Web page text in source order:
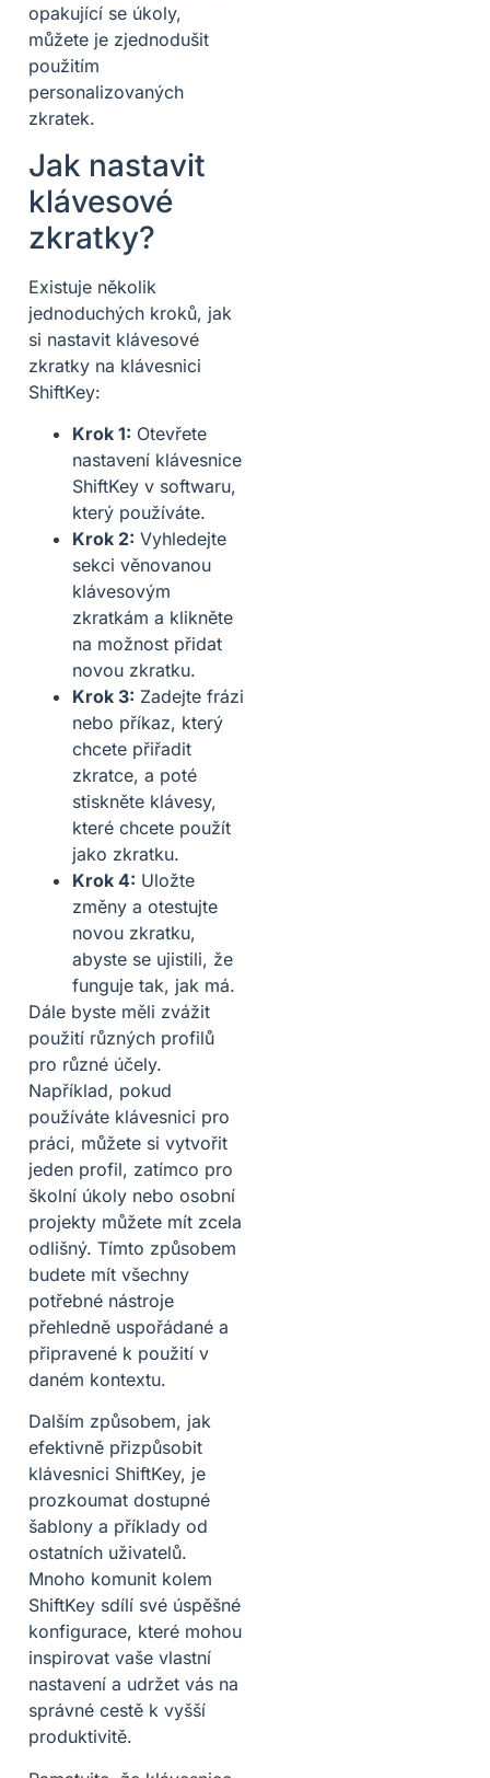
opakující se úkoly,
můžete je zjednodušit
použitím
personalizovaných
zkratek.
Jak nastavit
klávesové
zkratky?
Existuje několik
jednoduchých kroků, jak
si nastavit klávesové
zkratky na klávesnici
ShiftKey:
Krok 1: Otevřete
nastavení klávesnice
ShiftKey v softwaru,
který používáte.
Krok 2: Vyhledejte
sekci věnovanou
klávesovým
zkratkám a klikněte
na možnost přidat
novou zkratku.
Krok 3: Zadejte frázi
nebo příkaz, který
chcete přiřadit
zkratce, a poté
stiskněte klávesy,
které chcete použít
jako zkratku.
Krok 4: Uložte
změny a otestujte
novou zkratku,
abyste se ujistili, že
funguje tak, jak má.
Dále byste měli zvážit
použití různých profilů
pro různé účely.
Například, pokud
používáte klávesnici pro
práci, můžete si vytvořit
jeden profil, zatímco pro
školní úkoly nebo osobní
projekty můžete mít zcela
odlišný. Tímto způsobem
budete mít všechny
potřebné nástroje
přehledně uspořádané a
připravené k použití v
daném kontextu.
Dalším způsobem, jak
efektivně přizpůsobit
klávesnici ShiftKey, je
prozkoumat dostupné
šablony a příklady od
ostatních uživatelů.
Mnoho komunit kolem
ShiftKey sdílí své úspěšné
konfigurace, které mohou
inspirovat vaše vlastní
nastavení a udržet vás na
správné cestě k vyšší
produktivitě.